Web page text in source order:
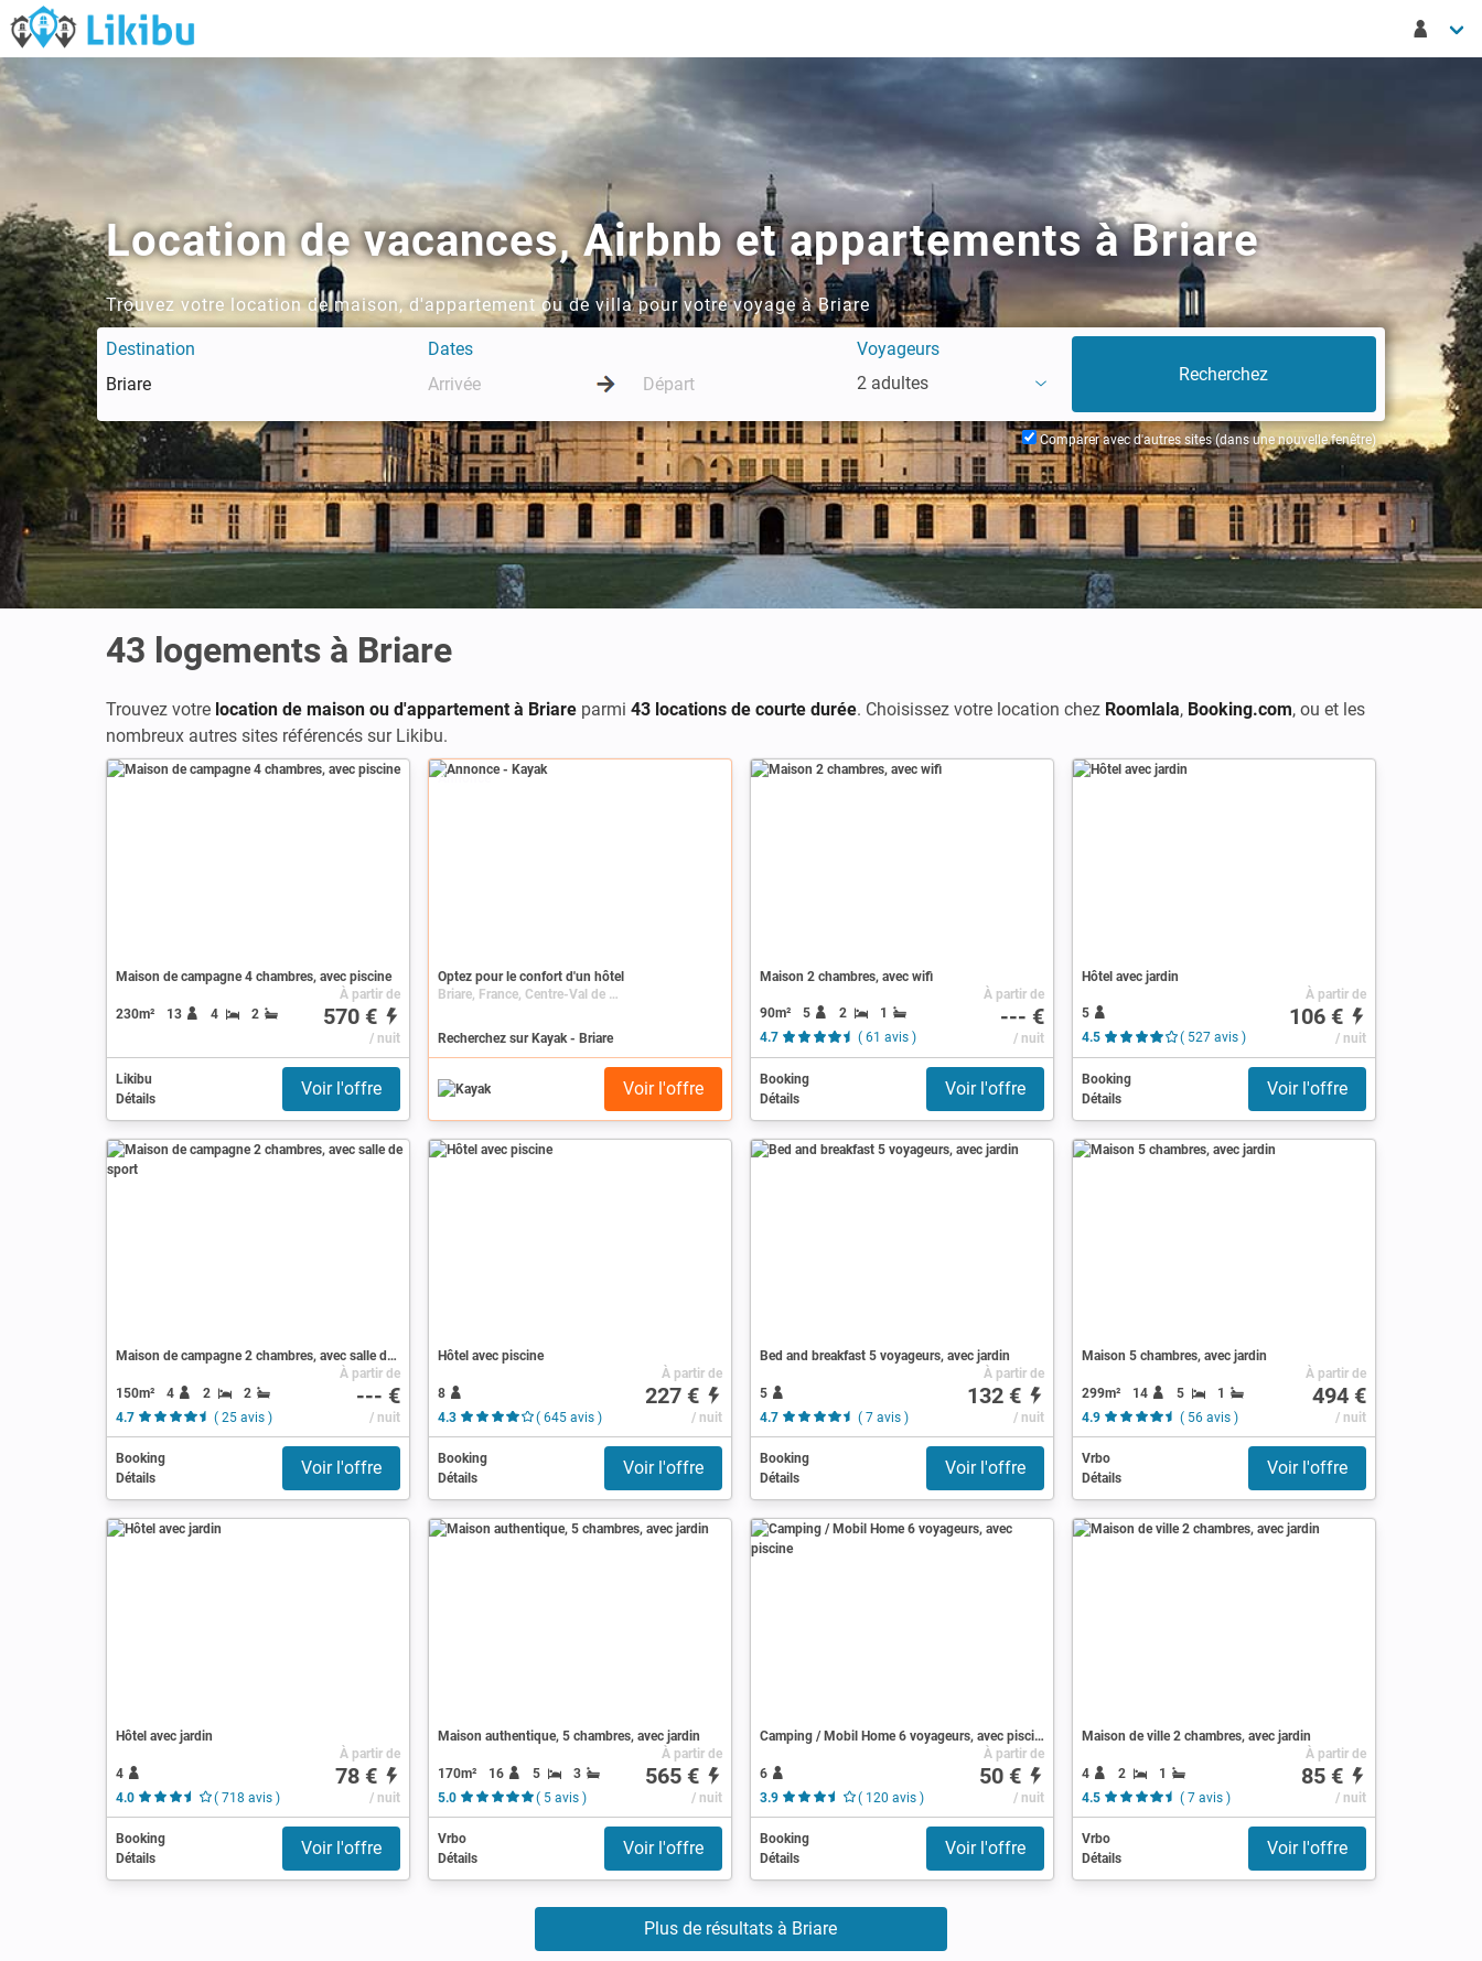
Location de vacances, Airbnb et appartements à Briare
Trouvez votre location de maison, d'appartement ou de villa pour votre voyage à Briare
Destination Dates
Voyageurs
2 adultes
Comparer avec d'autres sites (dans une nouvelle fenêtre)
43 logements à Briare
Trouvez votre location de maison ou d'appartement à Briare parmi 43 locations de courte durée. Choisissez votre location chez Roomlala, Booking.com, ou et les
nombreux autres sites référencés sur Likibu.
Maison de campagne 4 chambres, avec piscine
230m² 13 4 2
À partir de
570 €
/ nuit
Likibu
Détails
Voir l'offre
Annonce
Optez pour le confort d'un hôtel
Briare, France, Centre-Val de Loire, Loiret
Recherchez sur Kayak - Briare
Voir l'offre
Maison 2 chambres, avec wifi
90m² 5 2
1
4.7
( 61 avis )
À partir de
--- €
/ nuit
Booking
Détails
Voir l'offre
Hôtel avec jardin
5
4.5
( 527 avis )
À partir de
106 €
/ nuit
Booking
Détails
Voir l'offre
Maison de campagne 2 chambres, avec salle de sport
150m² 4 2
2
4.7
( 25 avis )
À partir de
--- €
/ nuit
Booking
Détails
Voir l'offre
Hôtel avec piscine
8
4.3
( 645 avis )
À partir de
227 €
/ nuit
Booking
Détails
Voir l'offre
Bed and breakfast 5 voyageurs, avec jardin
5
4.7
( 7 avis )
À partir de
132 €
/ nuit
Booking
Détails
Voir l'offre
Maison 5 chambres, avec jardin
299m² 14 5
1
4.9
( 56 avis )
À partir de
494 €
/ nuit
Vrbo
Détails
Voir l'offre
Hôtel avec jardin
4
4.0
( 718 avis )
À partir de
78 €
/ nuit
Booking
Détails
Voir l'offre
Maison authentique, 5 chambres, avec jardin
170m² 16 5
3
5.0
( 5 avis )
À partir de
565 €
/ nuit
Vrbo
Détails
Voir l'offre
Camping / Mobil Home 6 voyageurs, avec piscine
6
3.9
( 120 avis )
À partir de
50 €
/ nuit
Booking
Détails
Voir l'offre
Maison de ville 2 chambres, avec jardin
4 2
1
4.5
( 7 avis )
À partir de
85 €
/ nuit
Vrbo
Détails
Voir l'offre
Plus de résultats à Briare